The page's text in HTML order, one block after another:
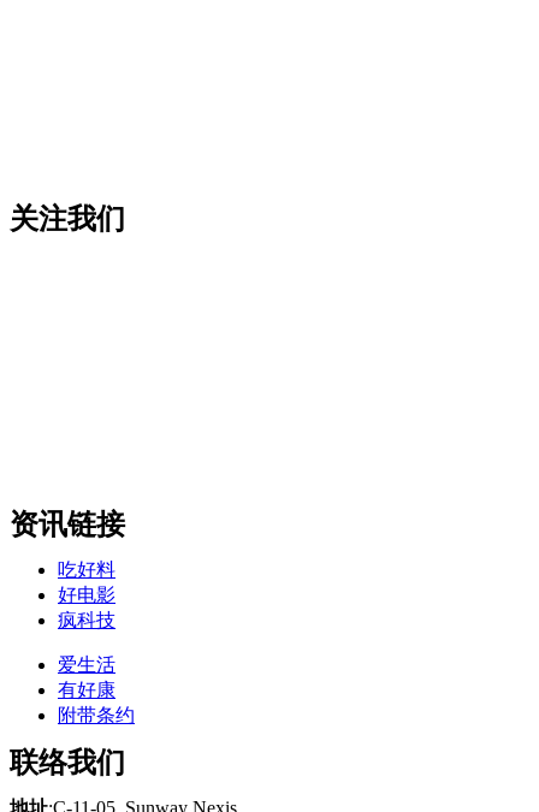
关注我们
资讯链接
吃好料
好电影
疯科技
爱生活
有好康
附带条约
联络我们